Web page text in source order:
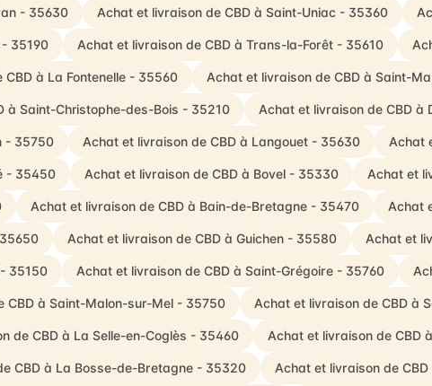
- 35630 Achat et livraison de CBD à Saint-Uniac - 35360
35190 Achat et livraison de CBD à Trans-la-Forêt - 35610
à La Fontenelle - 35560 Achat et livraison de CBD à Saint-
à Saint-Christophe-des-Bois - 35210 Achat et livraison de CBD à
- 35750 Achat et livraison de CBD à Langouet - 35630 Achat
- 35450 Achat et livraison de CBD à Bovel - 35330 Achat et
Achat et livraison de CBD à Bain-de-Bretagne - 35470 Achat
Achat et livraison de CBD à Guichen - 35580 Achat et
35150 Achat et livraison de CBD à Saint-Grégoire - 35760
CBD à Saint-Malon-sur-Mel - 35750 Achat et livraison de CBD à
de CBD à La Selle-en-Coglès - 35460 Achat et livraison de CBD
CBD à La Bosse-de-Bretagne - 35320 Achat et livraison de